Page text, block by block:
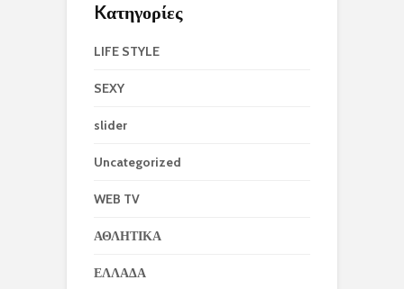
Kατηγορίες
LIFE STYLE
SEXY
slider
Uncategorized
WEB TV
ΑΘΛΗΤΙΚΑ
ΕΛΛΑΔΑ